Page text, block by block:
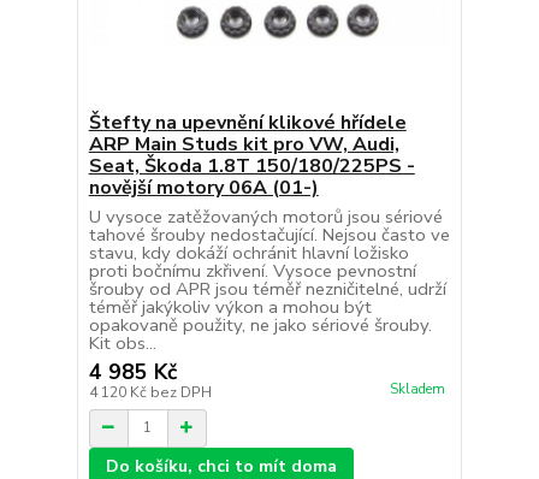
Štefty na upevnění klikové hřídele
ARP Main Studs kit pro VW, Audi,
Seat, Škoda 1.8T 150/180/225PS -
novější motory 06A (01-)
U vysoce zatěžovaných motorů jsou sériové
tahové šrouby nedostačující. Nejsou často ve
stavu, kdy dokáží ochránit hlavní ložisko
proti bočnímu zkřivení. Vysoce pevnostní
šrouby od APR jsou téměř nezničitelné, udrží
téměř jakýkoliv výkon a mohou být
opakovaně použity, ne jako sériové šrouby.
Kit obs...
4 985 Kč
4 120 Kč bez DPH Skladem
Do košíku, chci to mít doma